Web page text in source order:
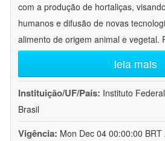
com a produção de hortaliças,
humanos e difusão de novas
alimento de origem animal e vegetal.
leia mais
Instituição/UF/País: Instituto
Brasil
Vigência: Mon Dec 04 00:00:00 BRT